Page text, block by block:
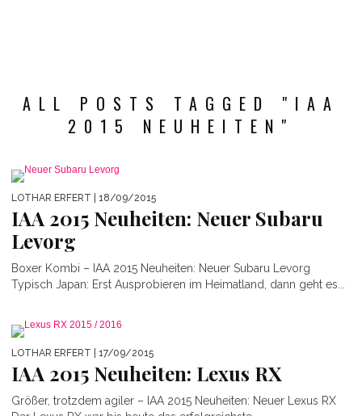
ALL POSTS TAGGED "IAA
2015 NEUHEITEN"
LOTHAR ERFERT | 18/09/2015
IAA 2015 Neuheiten: Neuer Subaru
Levorg
Boxer Kombi – IAA 2015 Neuheiten: Neuer Subaru Levorg
Typisch Japan: Erst Ausprobieren im Heimatland, dann geht es...
LOTHAR ERFERT | 17/09/2015
IAA 2015 Neuheiten: Lexus RX
Größer, trotzdem agiler – IAA 2015 Neuheiten: Neuer Lexus RX